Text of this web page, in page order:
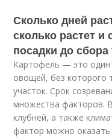
Сколько дней
сколько растет и
посадки до
Картофель — это один
овощей, без которого
участок. Срок
множества факторов.
клубней, а также
фактор можно